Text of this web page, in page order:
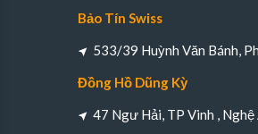
Bảo Tín Swiss
533/39 Huỳnh Văn Bánh,
Đồng Hồ Dũng Kỳ
47 Ngư Hải, TP Vinh , Nghệ